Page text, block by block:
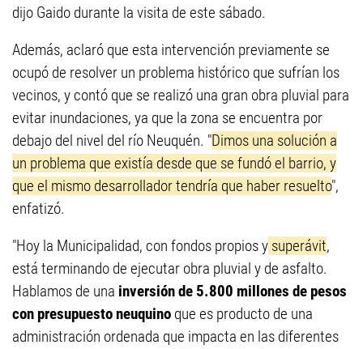
dijo Gaido durante la visita de este sábado.
Además, aclaró que esta intervención previamente se
ocupó de resolver un problema histórico que sufrían los
vecinos, y contó que se realizó una gran obra pluvial para
evitar inundaciones, ya que la zona se encuentra por
debajo del nivel del río Neuquén. "Dimos una solución a
un problema que existía desde que se fundó el barrio, y
que el mismo desarrollador tendría que haber resuelto",
enfatizó.
"Hoy la Municipalidad, con fondos propios y superávit,
está terminando de ejecutar obra pluvial y de asfalto.
Hablamos de una inversión de 5.800 millones de pesos
con presupuesto neuquino que es producto de una
administración ordenada que impacta en las diferentes